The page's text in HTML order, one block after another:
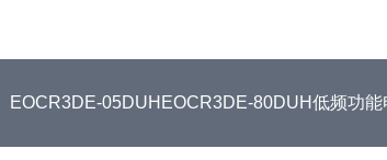
EOCR3DE-05DUHEOCR3DE-80DUH低频功能